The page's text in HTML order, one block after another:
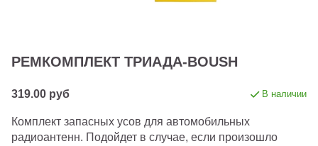
РЕМКОМПЛЕКТ ТРИАДА-BOUSH
319.00 руб В наличии
Комплект запасных усов для автомобильных
радиоантенн. Подойдет в случае, если произошло